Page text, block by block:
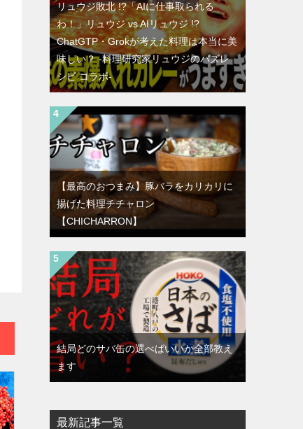
リュウジ敗北 !?「AIに仕事取られる
わ！」リュウジ vs AIリュウジ !?
ChatGTP・Grokが考えた料理は本当に美
味しい？ -料理研究家リュウジのバズレ
シピ コラボ-
【最高のおつまみ】豚バラをカリカリに
揚げた料理チチャロン
【CHICHARRON】
結局どのサバ缶の選べばいいか全部教え
ます
最新記事一覧